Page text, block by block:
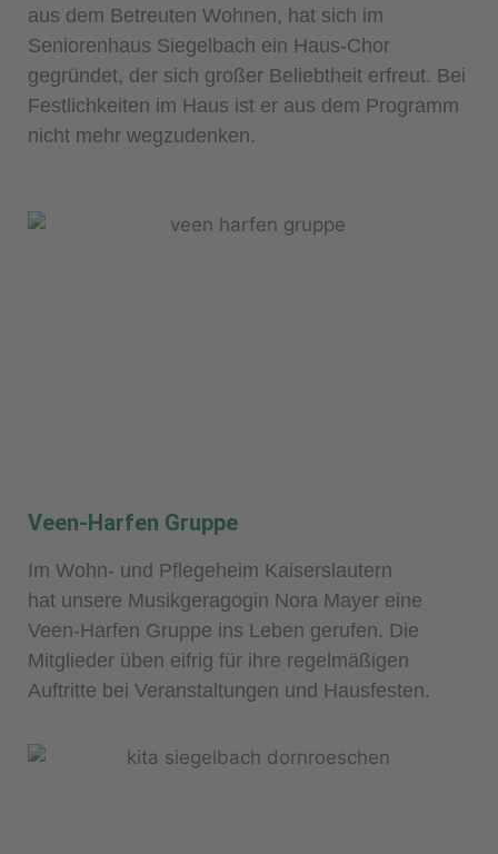
aus dem Betreuten Wohnen, hat sich im
Seniorenhaus Siegelbach ein Haus-Chor
gegründet, der sich großer Beliebtheit erfreut. Bei
Festlichkeiten im Haus ist er aus dem Programm
nicht mehr wegzudenken.
Veen-Harfen Gruppe
Im Wohn- und Pflegeheim Kaiserslautern
hat unsere Musikgeragogin Nora Mayer eine
Veen-Harfen Gruppe ins Leben gerufen. Die
Mitglieder üben eifrig für ihre regelmäßigen
Auftritte bei Veranstaltungen und Hausfesten.